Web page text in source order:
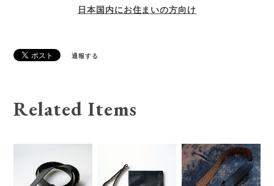
日本国内にお住まいの方向け
通報する
Related Items